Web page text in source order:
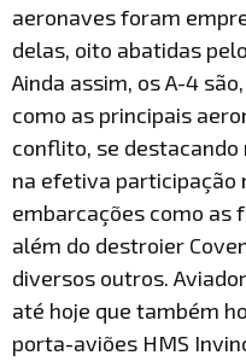
aeronaves foram
delas, oito abatidas
Ainda assim, os A-4
como as principais
conflito, se destacando
na efetiva participação
embarcações como as
além do destroier
diversos outros.
até hoje que também
porta-aviões HMS